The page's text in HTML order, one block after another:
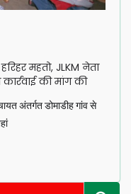
महतो, JLKM नेता
की मांग की
अंतर्गत डोमाडीह गांव से